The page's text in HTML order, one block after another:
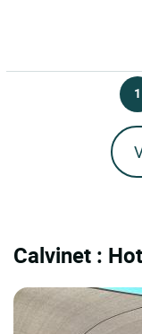
1
Calvinet :